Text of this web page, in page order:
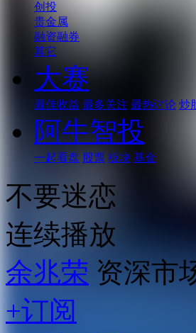
创投
贵金属
融资融券
其它
大赛
最佳收益 最多关注 最热讨论 炒
阿牛智投
一起看盘 股票 板块 基金
不要迷恋
连续播放
余兆荣 资深市
+订阅